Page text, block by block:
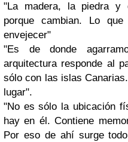
"La madera, la piedra y
porque cambian. Lo
envejecer"
"Es de donde
arquitectura responde al
sólo con las islas
lugar".
"No es sólo la ubicación
hay en él. Contiene
Por eso de ahí surge